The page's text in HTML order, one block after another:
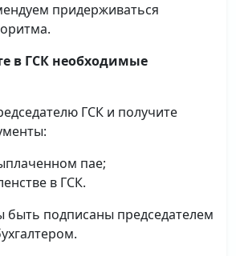
придерживаться
в ГСК необходимые
ГСК и получите
пае;
в ГСК.
быть подписаны председателем